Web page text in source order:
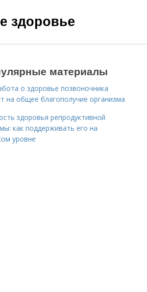
здоровье
материалы
о здоровье позвоночника
на общее благополучие организма
здоровья репродуктивной
как поддерживать его на
уровне